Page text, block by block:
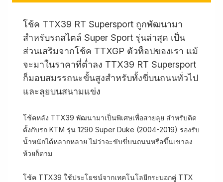
โช้ค TTX39 RT Supersport ถูกพัฒนามา
สำหรับรถสไตล์ Super Sport รุ่นล่าสุด เป็น
ส่วนเสริมจากโช้ค TTXGP ตัวท็อปของเรา แม้
จะมาในราคาที่ต่ำลง TTX39 RT Supersport
ก็มอบสมรรถนะขั้นสูงสำหรับทั้งขี่บนถนนทั่วไป
และลุยบนสนามแข่ง
โช้คหลัง TTX39 พัฒนามาเป็นพิเศษเพื่อสายลุย สำหรับติด
ตั้งกับรถ KTM รุ่น 1290 Super Duke (2004-2019) รองรับ
น้ำหนักได้หลากหลาย ไม่ว่าจะขับขี่บนถนนหรือขึ้นเขาลง
ห้วยก็ตาม
โช้ค TTX39 ใช้ประโยชน์จากเทคโนโลยีกระบอกคู่ TTX